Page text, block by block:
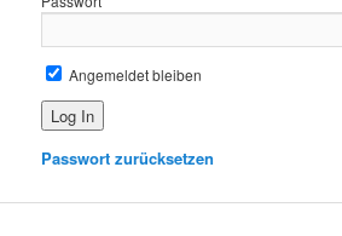
Angemeldet bleiben
Passwort zurücksetzen